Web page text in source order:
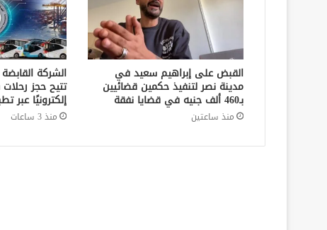
القبض على إبراهيم سعيد في
مدينة نصر لتنفيذ حكمين قضائيين
بـ460 ألف جنيه في قضايا نفقة
منذ ساعتين
الشركة
تتيح حجز
إلكترونيًا
منذ 3 ساعات